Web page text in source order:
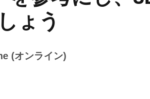
ょう
(オンライン)